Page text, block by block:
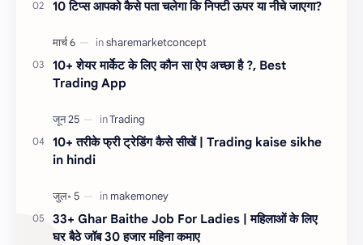
10 टिप्स आपको कैसे पता चलेगा कि निफ्टी ऊपर या नीचे जाएगा?
10+ शेयर मार्केट के लिए कौन सा ऐप अच्छा है ?, Best
Trading App
10+ तरीके फ्री ट्रेडिंग कैसे सीखें | Trading kaise sikhe
in hindi
33+ Ghar Baithe Job For Ladies | महिलाओं के लिए
घर बैठे जॉब 30 हजार महिना कमाए